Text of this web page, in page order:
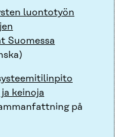
luontotyön
Suomessa
keinoja
på